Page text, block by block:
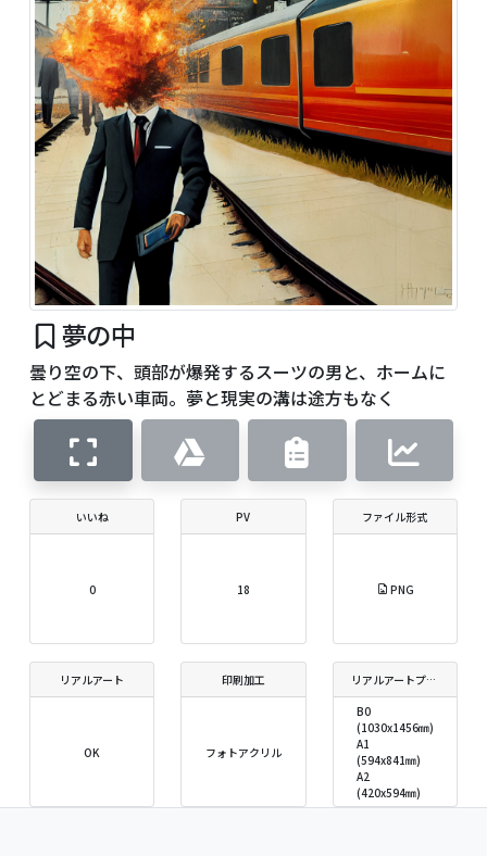
夢の中
曇り空の下、頭部が爆発するスーツの男と、ホームに
とどまる赤い車両。夢と現実の溝は途方もなく
いいね
0
PV
18
ファイル形式
PNG
リアルアート
OK
印刷加工
フォトアクリル
リアルアートプリントサイズ
B0
(1030x1456㎜)
A1
(594x841㎜)
A2
(420x594㎜)